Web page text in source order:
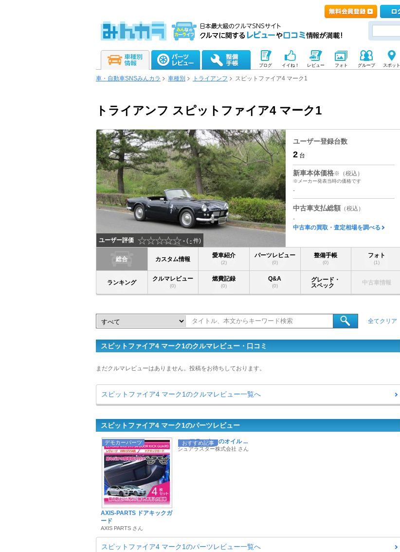
ブログ イイね！ レビュー フォト グループ スポット
車・自動車SNSみんカラ 車種別 トライアンフ スピットファイア4 マーク1
トライアンフ スピットファイア4 マーク1
ユーザー評価 - ( - 件)
ユーザー登録台数
2 台
新車本体価格※（税込）
※メーカー発表当時の価格です
-
中古車支払総額 （税込）
-
中古車の買取・査定相場を調べる
総合 カスタム情報
愛車紹介
(2)
パーツレビュー
(0)
整備手帳
(0)
フォト
(1)
ランキング
クルマレビュー
(0)
燃費記録
(0)
Q&A
(0)
グレード・
スペック
中古車情報
全てクリア
スピットファイア4 マーク1のクルマレビュー・口コミ
まだクルマレビューはありません。投稿をお待ちしております。
スピットファイア4 マーク1のクルマレビュー一覧へ
スピットファイア4 マーク1のパーツレビュー
デモカーパーツ
AXIS-PARTS ドアキックガ
ード
AXIS PARTS さん
おすすめ記事
シュアラスターのオイル ...
シュアラスター株式会社 さん
スピットファイア4 マーク1のパーツレビュー一覧へ